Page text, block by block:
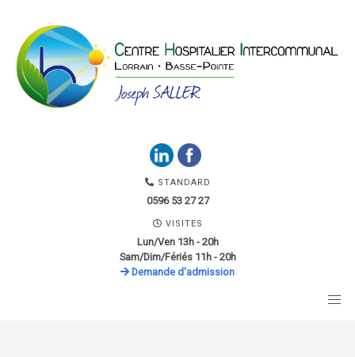
STANDARD
0596 53 27 27
VISITES
Lun/Ven 13h - 20h
Sam/Dim/Fériés 11h - 20h
Demande d'admission